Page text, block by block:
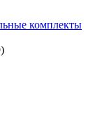
комплекты